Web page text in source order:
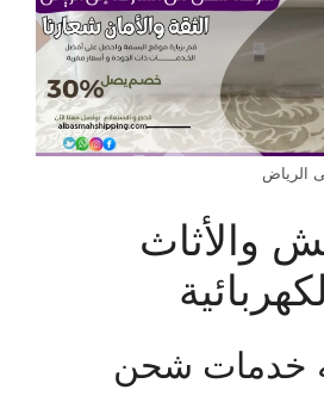
الرياض
والأثاث
خدمات شحن